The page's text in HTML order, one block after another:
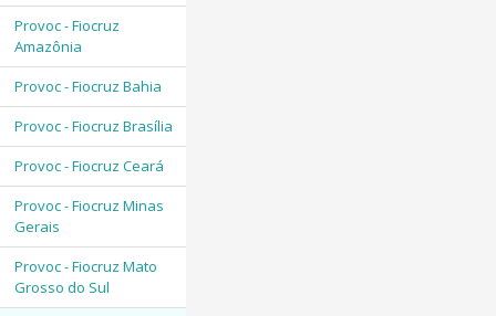
Provoc - Fiocruz
Amazônia
Provoc - Fiocruz Bahia
Provoc - Fiocruz Brasília
Provoc - Fiocruz Ceará
Provoc - Fiocruz Minas
Gerais
Provoc - Fiocruz Mato
Grosso do Sul